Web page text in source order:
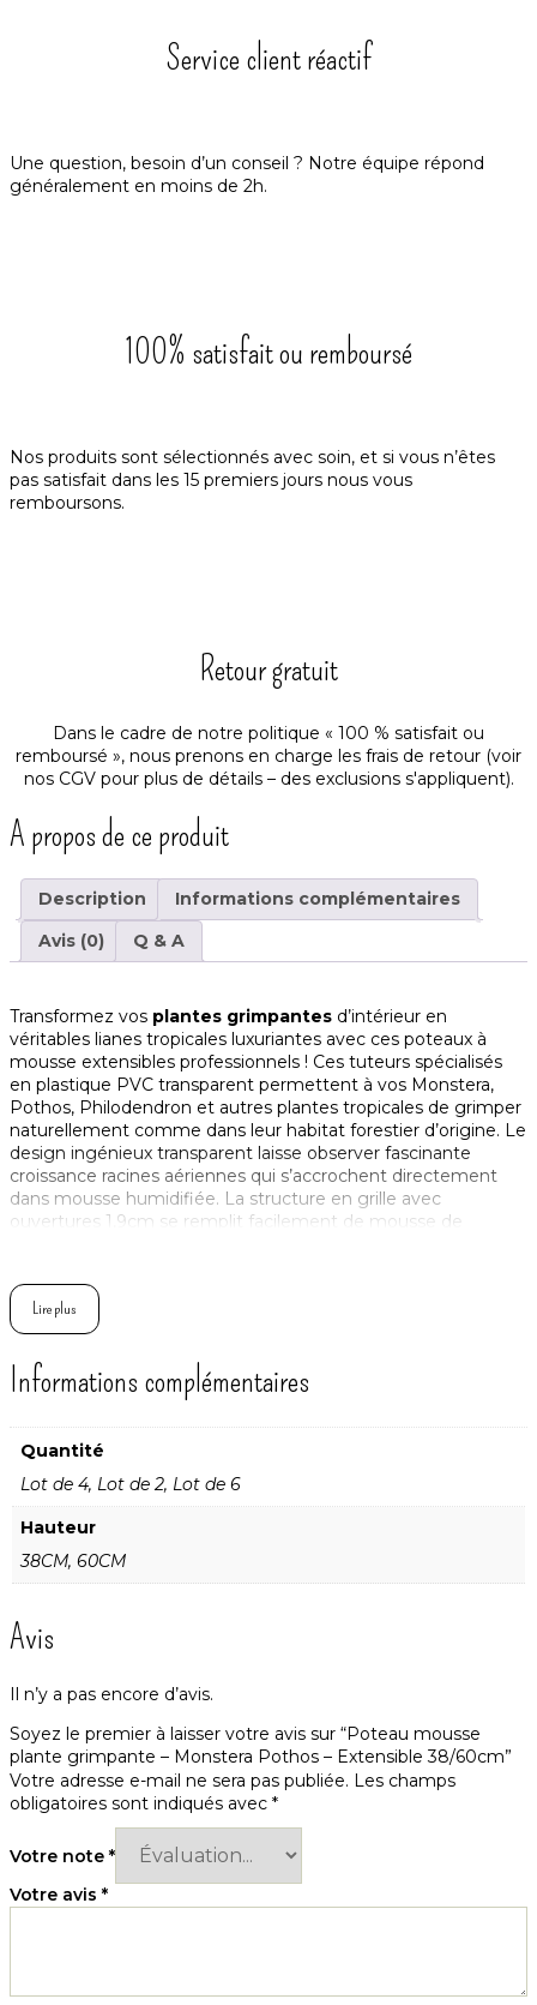
Service client réactif
Une question, besoin d’un conseil ? Notre équipe répond
généralement en moins de 2h.
100% satisfait ou remboursé
Nos produits sont sélectionnés avec soin, et si vous n’êtes
pas satisfait dans les 15 premiers jours nous vous
remboursons.
Retour gratuit
Dans le cadre de notre politique « 100 % satisfait ou
remboursé », nous prenons en charge les frais de retour (voir
nos CGVpour plus de détails – des exclusions s'appliquent).
A propos de ce produit
Description
Informations complémentaires
Avis (0)
Q & A
Transformez vos plantes grimpantes d’intérieur en
véritables lianes tropicales luxuriantes avec ces poteaux à
mousse extensibles professionnels ! Ces tuteurs spécialisés
en plastique PVC transparent permettent à vos Monstera,
Pothos, Philodendron et autres plantes tropicales de grimper
naturellement comme dans leur habitat forestier d’origine. Le
design ingénieux transparent laisse observer fascinante
croissance racines aériennes qui s’accrochent directement
dans mousse humidifiée. La structure en grille avec
ouvertures 1,9cm se remplit facilement de mousse de
géantes spectaculaires Monstera deliciosa ! Configuration
pliable en forme D se monte en 5 minutes : pliez le long
lignes marquées, remplissez mousse, fermez avec clips,
plantez dans pot, attachez tiges avec liens velcro. 2 tailles
disponibles (38cm jeunes plantes, 60cm plantes établies)
extensibles par empilement jusqu’à 114cm pour suivre
croissance années ! Matériau PVC durable résiste humidité
permanente sans moisir contrairement bois. Convient tous
types plantes grimpantes tropicales intérieur. Lot
économique 2/4/6 pièces. Révolutionnez santé beauté de
votre jungle urbaine !
Pourquoi choisir ces poteaux à mousse pour plantes
grimpantes ?
👁️ Transparent : observez croissance racines
aériennes
PVC transparent innovant: matériau clair permet voir
développement racines aériennes temps réel
Éducatif fascinant: adultes/enfants adorent observer
racines blanches coloniser mousse progressivement
Diagnostic santé plante: surveillez vitalité racines
(blanches saines vs brunes malades)
poteaux mousse traditionnels opaques marrons
Lire plus
Informations complémentaires
Quantité
Lot de 4, Lot de 2, Lot de 6
Hauteur
38CM, 60CM
Avis
Il n’y a pas encore d’avis.
Soyez le premier à laisser votre avis sur “Poteau mousse
plante grimpante – Monstera Pothos – Extensible 38/60cm”
Votre adresse e-mail ne sera pas publiée. Les champs
obligatoires sont indiqués avec *
Votre note *
Votre avis *